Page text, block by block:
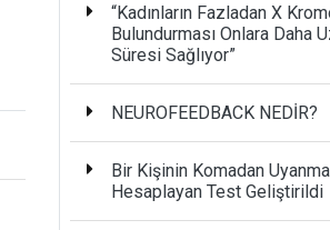
“Kadınların Fazladan X
Bulundurması Onlara Daha
Süresi Sağlıyor”
NEUROFEEDBACK NEDİR?
Bir Kişinin Komadan
Hesaplayan Test Geliştirildi